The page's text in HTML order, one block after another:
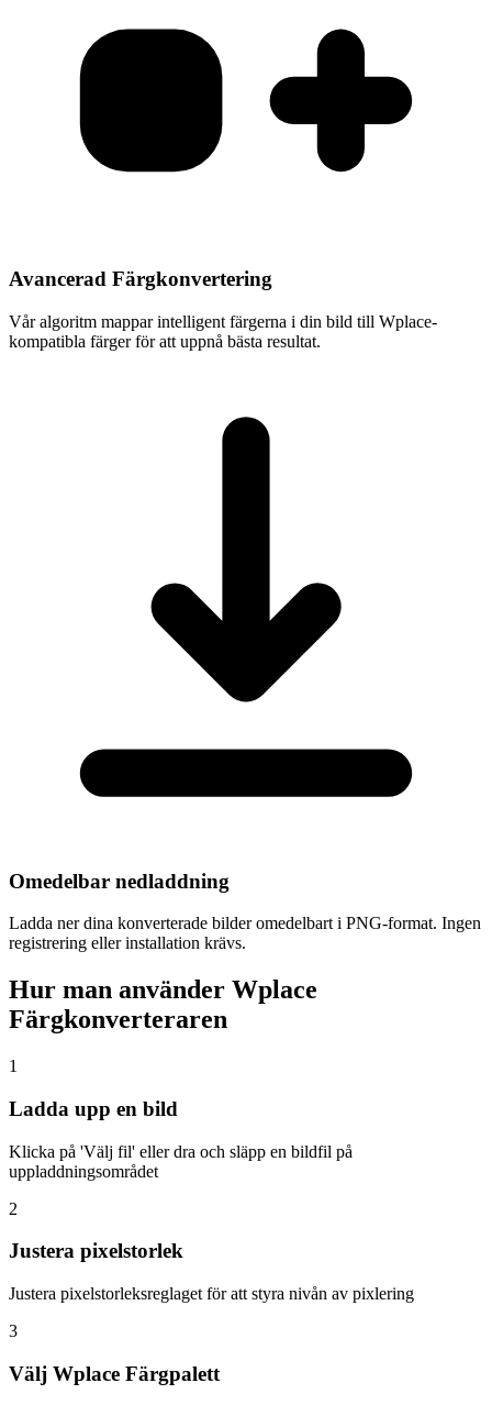
Avancerad Färgkonvertering
Vår algoritm mappar intelligent färgerna i din bild till Wplace-
kompatibla färger för att uppnå bästa resultat.
Omedelbar nedladdning
Ladda ner dina konverterade bilder omedelbart i PNG-format. Ingen
registrering eller installation krävs.
Hur man använder Wplace
Färgkonverteraren
1
Ladda upp en bild
Klicka på 'Välj fil' eller dra och släpp en bildfil på
uppladdningsområdet
2
Justera pixelstorlek
Justera pixelstorleksreglaget för att styra nivån av pixlering
3
Välj Wplace Färgpalett